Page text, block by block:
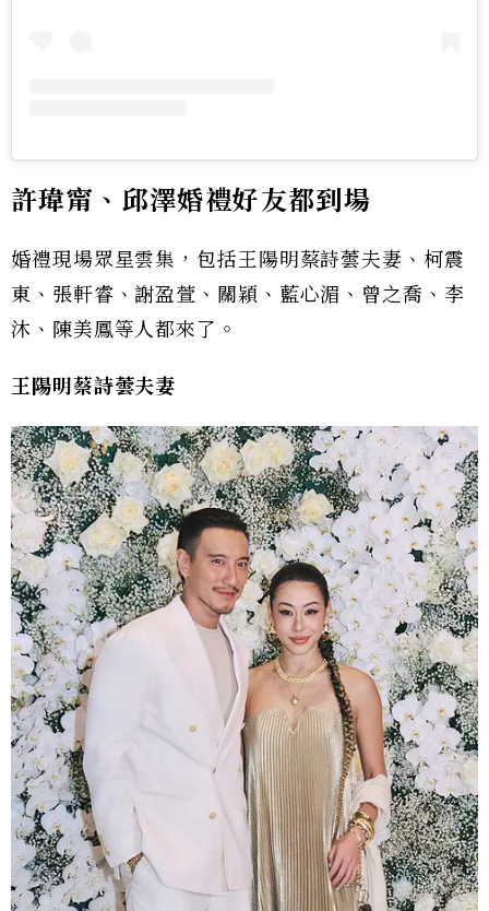
許瑋甯、邱澤婚禮好友都到場
婚禮現場眾星雲集，包括王陽明蔡詩蕓夫妻、柯震
東、張軒睿、謝盈萱、關穎、藍心湄、曾之喬、李
沐、陳美鳳等人都來了。
王陽明蔡詩蕓夫妻